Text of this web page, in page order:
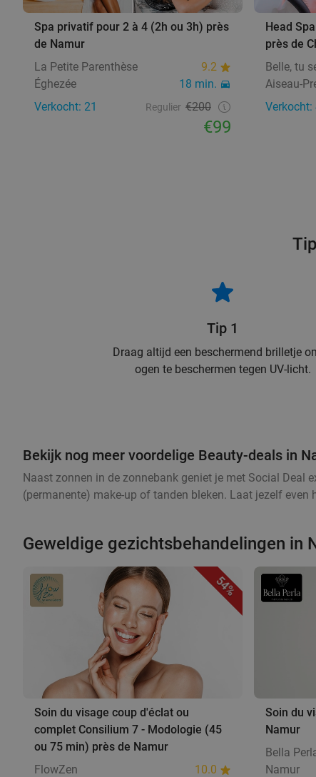
Spa privatif pour 2 à 4 (2h ou 3h) près
de Namur
La Petite Parenthèse
9.2
Éghezée
18 min.
Verkocht: 21
Regulier €200
€99
Head
près de
Belle, tu
Aiseau-
Verkocht:
Tip 1
Draag altijd een beschermend brilletje
ogen te beschermen tegen UV-licht.
Bekijk nog meer voordelige Beauty-deals in
Naast zonnen in de zonnebank geniet je met Social Deal
(permanente) make-up of tanden bleken. Laat jezelf
Geweldige gezichtsbehandelingen in
54%
Soin du visage coup d'éclat ou
complet Consilium 7 - Modologie (45
ou 75 min) près de Namur
FlowZen
10.0
Soin du
Namur
Bella
Namur